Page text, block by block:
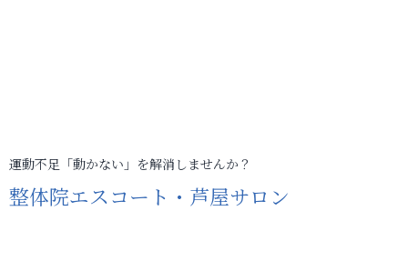
運動不足「動かない」を解消しませんか？
整体院エスコート・芦屋サロン